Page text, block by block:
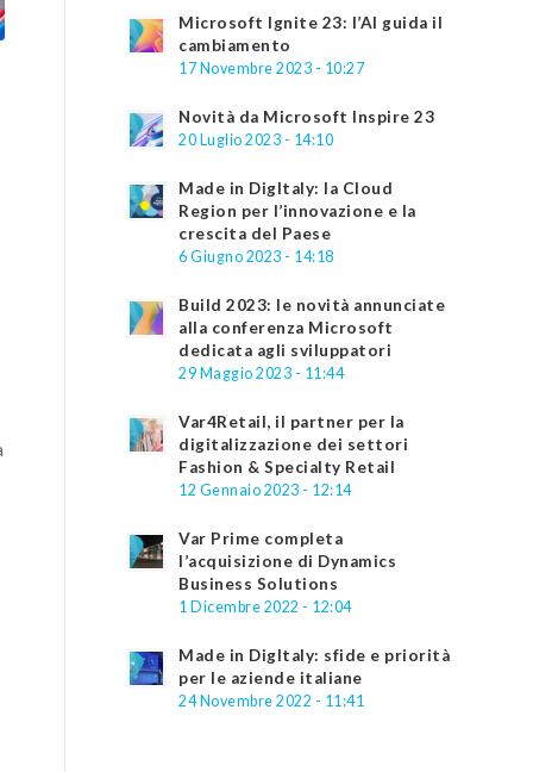
Microsoft Ignite 23: l’AI guida il
cambiamento
17 Novembre 2023 - 10:27
Novità da Microsoft Inspire 23
20 Luglio 2023 - 14:10
Made in DigItaly: la Cloud
Region per l’innovazione e la
crescita del Paese
6 Giugno 2023 - 14:18
Build 2023: le novità annunciate
alla conferenza Microsoft
dedicata agli sviluppatori
29 Maggio 2023 - 11:44
Var4Retail, il partner per la
digitalizzazione dei settori
Fashion & Specialty Retail
12 Gennaio 2023 - 12:14
Var Prime completa
l’acquisizione di Dynamics
Business Solutions
1 Dicembre 2022 - 12:04
Made in DigItaly: sfide e priorità
per le aziende italiane
24 Novembre 2022 - 11:41